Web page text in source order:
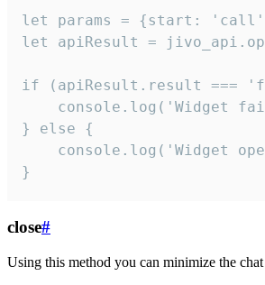
let params = {start:
let apiResult =
if (apiResult.result ===
console.log('Widget
} else {
console.log('Widget
}
close#
Using this method you can minimize the